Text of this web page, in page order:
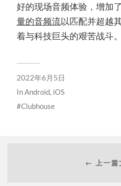
好的现场音频体验，增加
量的音频流以匹配并超越
着与科技巨头的艰苦战斗。
2022年6月5日
InAndroid, iOS
Clubhouse
← 上一篇